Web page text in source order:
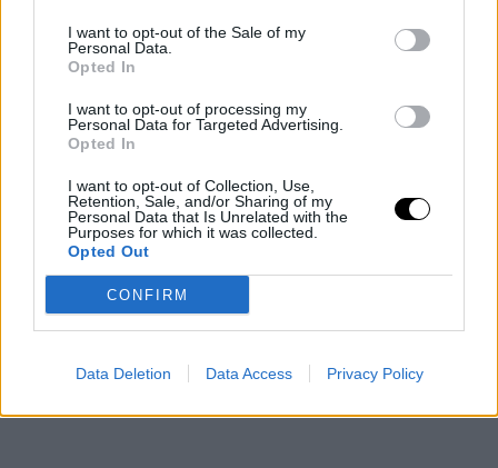
I want to opt-out of the Sale of my
Personal Data.
Opted In
I want to opt-out of processing my
Personal Data for Targeted Advertising.
Opted In
I want to opt-out of Collection, Use,
Retention, Sale, and/or Sharing of my
Personal Data that Is Unrelated with the
Purposes for which it was collected.
Opted Out
CONFIRM
Data Deletion Data Access Privacy Policy